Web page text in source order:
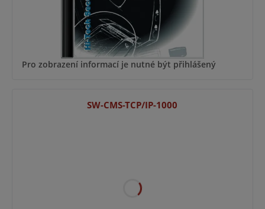
Pro zobrazení informací je nutné být přihlášený
SW-CMS-TCP/IP-1000